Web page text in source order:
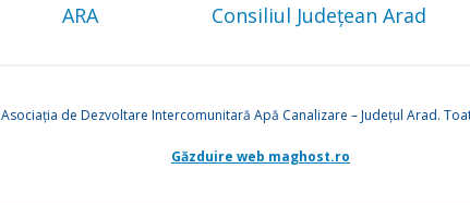
ARA Consiliul Județean Arad
Asociația de Dezvoltare Intercomunitară Apă Canalizare – Județul Arad.
Găzduire web maghost.ro